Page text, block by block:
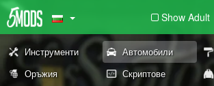
Show Adult
Инструменти Автомобили
Оръжия Скриптове